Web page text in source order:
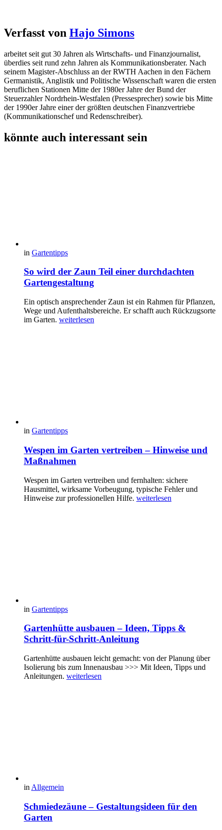
Verfasst von Hajo Simons
arbeitet seit gut 30 Jahren als Wirtschafts- und Finanzjournalist,
überdies seit rund zehn Jahren als Kommunikationsberater. Nach
seinem Magister-Abschluss an der RWTH Aachen in den Fächern
Germanistik, Anglistik und Politische Wissenschaft waren die ersten
beruflichen Stationen Mitte der 1980er Jahre der Bund der
Steuerzahler Nordrhein-Westfalen (Pressesprecher) sowie bis Mitte
der 1990er Jahre einer der größten deutschen Finanzvertriebe
(Kommunikationschef und Redenschreiber).
könnte auch interessant sein
in Gartentipps
So wird der Zaun Teil einer durchdachten
Gartengestaltung
Ein optisch ansprechender Zaun ist ein Rahmen für Pflanzen,
Wege und Aufenthaltsbereiche. Er schafft auch Rückzugsorte
im Garten. weiterlesen
in Gartentipps
Wespen im Garten vertreiben – Hinweise und
Maßnahmen
Wespen im Garten vertreiben und fernhalten: sichere
Hausmittel, wirksame Vorbeugung, typische Fehler und
Hinweise zur professionellen Hilfe. weiterlesen
in Gartentipps
Gartenhütte ausbauen – Ideen, Tipps &
Schritt-für-Schritt-Anleitung
Gartenhütte ausbauen leicht gemacht: von der Planung über
Isolierung bis zum Innenausbau >>> Mit Ideen, Tipps und
Anleitungen. weiterlesen
in Allgemein
Schmiedezäune – Gestaltungsideen für den
Garten